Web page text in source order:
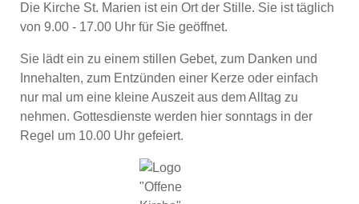
Die Kirche St. Marien ist ein Ort der Stille. Sie ist täglich
von 9.00 - 17.00 Uhr für Sie geöffnet.
Sie lädt ein zu einem stillen Gebet, zum Danken und
Innehalten, zum Entzünden einer Kerze oder einfach
nur mal um eine kleine Auszeit aus dem Alltag zu
nehmen. Gottesdienste werden hier sonntags in der
Regel um 10.00 Uhr gefeiert.